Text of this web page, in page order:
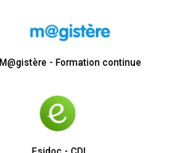
M@gistère - Formation continue